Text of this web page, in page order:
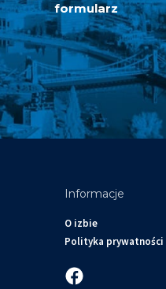
formularz
Informacje
O izbie
Polityka prywatności